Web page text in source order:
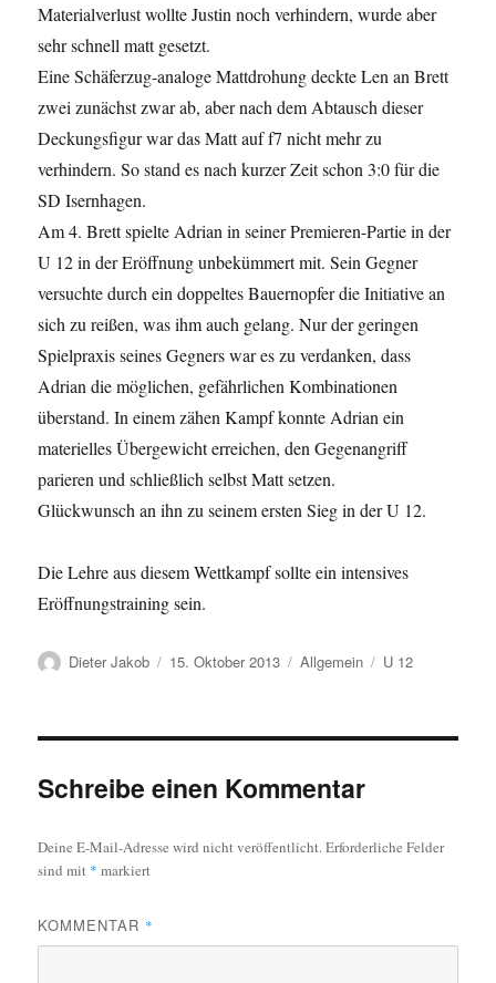
Materialverlust wollte Justin noch verhindern, wurde aber
sehr schnell matt gesetzt.
Eine Schäferzug-analoge Mattdrohung deckte Len an Brett
zwei zunächst zwar ab, aber nach dem Abtausch dieser
Deckungsfigur war das Matt auf f7 nicht mehr zu
verhindern. So stand es nach kurzer Zeit schon 3:0 für die
SD Isernhagen.
Am 4. Brett spielte Adrian in seiner Premieren-Partie in der
U 12 in der Eröffnung unbekümmert mit. Sein Gegner
versuchte durch ein doppeltes Bauernopfer die Initiative an
sich zu reißen, was ihm auch gelang. Nur der geringen
Spielpraxis seines Gegners war es zu verdanken, dass
Adrian die möglichen, gefährlichen Kombinationen
überstand. In einem zähen Kampf konnte Adrian ein
materielles Übergewicht erreichen, den Gegenangriff
parieren und schließlich selbst Matt setzen.
Glückwunsch an ihn zu seinem ersten Sieg in der U 12.
Die Lehre aus diesem Wettkampf sollte ein intensives
Eröffnungstraining sein.
Autor
Dieter Jakob
Veröffentlicht
15. Oktober 2013 Kategorien
Allgemein Schlagwörter
U 12
Schreibe einen Kommentar
Deine E-Mail-Adresse wird nicht veröffentlicht.Erforderliche Felder
sind mit * markiert
KOMMENTAR *